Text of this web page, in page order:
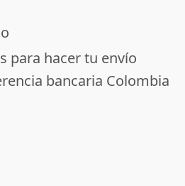
para hacer tu envío
bancaria Colombia